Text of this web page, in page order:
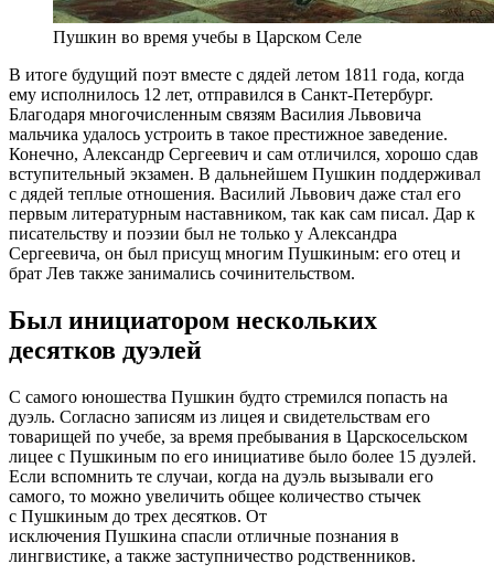
Пушкин во время учебы в Царском Селе
В итоге будущий поэт вместе с дядей летом 1811 года, когда
ему исполнилось 12 лет, отправился в Санкт-Петербург.
Благодаря многочисленным связям Василия Львовича
мальчика удалось устроить в такое престижное заведение.
Конечно, Александр Сергеевич и сам отличился, хорошо сдав
вступительный экзамен. В дальнейшем Пушкин поддерживал
с дядей теплые отношения. Василий Львович даже стал его
первым литературным наставником, так как сам писал. Дар к
писательству и поэзии был не только у Александра
Сергеевича, он был присущ многим Пушкиным: его отец и
брат Лев также занимались сочинительством.
Был инициатором нескольких
десятков дуэлей
С самого юношества Пушкин будто стремился попасть на
дуэль. Согласно записям из лицея и свидетельствам его
товарищей по учебе, за время пребывания в Царскосельском
лицее с Пушкиным по его инициативе было более 15 дуэлей.
Если вспомнить те случаи, когда на дуэль вызывали его
самого, то можно увеличить общее количество стычек
с Пушкиным до трех десятков. От
исключения Пушкина спасли отличные познания в
лингвистике, а также заступничество родственников.